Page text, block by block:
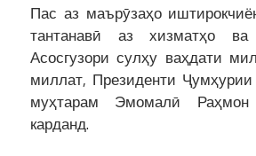
Пас аз маърӯзаҳо
тантанавӣ аз хизматҳо ва
Асосгузори сулҳу ваҳдати
миллат, Президенти Ҷумҳурии
муҳтарам Эмомалӣ Раҳмон
карданд.